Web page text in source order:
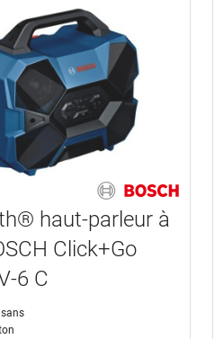
haut-parleur à
Click+Go
6 C
sans